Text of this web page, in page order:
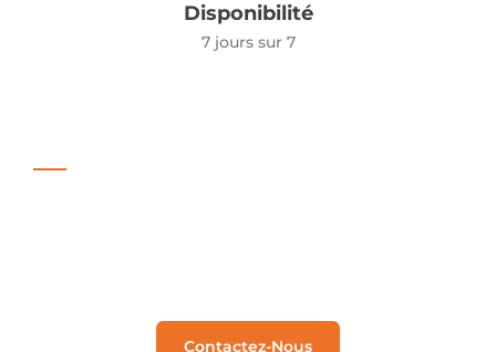
Disponibilité
7 jours sur 7
Contactez-Nous